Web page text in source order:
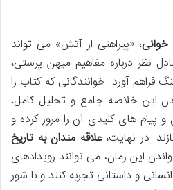
، «پیراهنی از آتش» می تواند
نظر درباره مفاهیم میهن پرستی،
آورد. خوانندگانی که کتاب را
این خلاصه جامع و تحلیل کامل،
پیام های کلیدی آن را مرور کرده و
در نهایت،علاقه مندان به تاریخ
این رمان، می توانند رویدادهای
و داستانی تجربه کنند و با شور